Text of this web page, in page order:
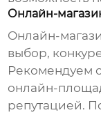
Онлайн-
Онлайн-
выбор,
Рекомендуем
онлайн-
репутацией.